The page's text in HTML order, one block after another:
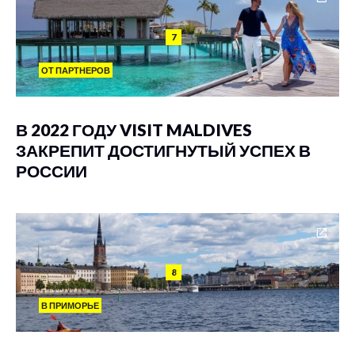
7
ОТ ПАРТНЕРОВ
В 2022 ГОДУ VISIT MALDIVES
ЗАКРЕПИТ ДОСТИГНУТЫЙ УСПЕХ В
РОССИИ
8
В ПРИМОРЬЕ